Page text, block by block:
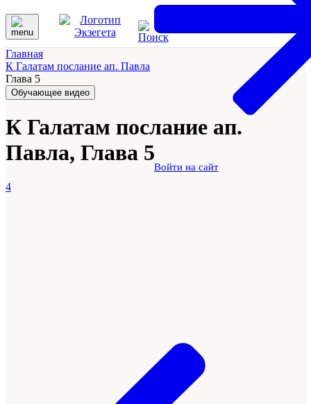
Войти на сайт
Главная
К Галатам послание ап. Павла
Глава 5
Обучающее видео
К Галатам послание ап.
Павла, Глава 5
4